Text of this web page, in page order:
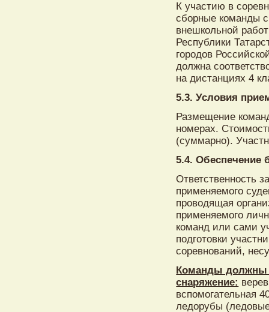
К участию в
сборные команды
внешкольной
Республики
городов
должна
на дистанциях 4
5.3. Условия
Размещение
номерах.
(суммарно).
5.4. Обеспечение
Ответственность
применяемого
проводящая
применяемого
команд или сами
подготовки
соревнований,
Команды должны
снаряжение:
вспомогательная
ледорубы